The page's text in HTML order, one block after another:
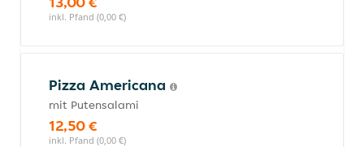
inkl. Pfand (0,00 €)
Pizza Americana
mit Putensalami
12,50 €
inkl. Pfand (0,00 €)